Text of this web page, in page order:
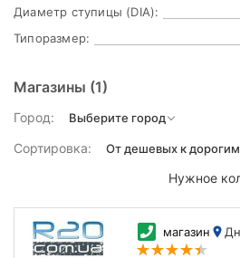
Диаметр ступицы (DIA):
Типоразмер:
Магазины (1)
Город:
Сортировка:
Нужное
магазин